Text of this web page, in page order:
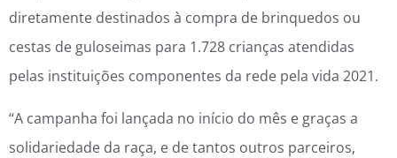
diretamente destinados à compra de brinquedos ou
cestas de guloseimas para 1.728 crianças atendidas
pelas instituições componentes da rede pela vida 2021.
“A campanha foi lançada no início do mês e graças a
solidariedade da raça, e de tantos outros parceiros,